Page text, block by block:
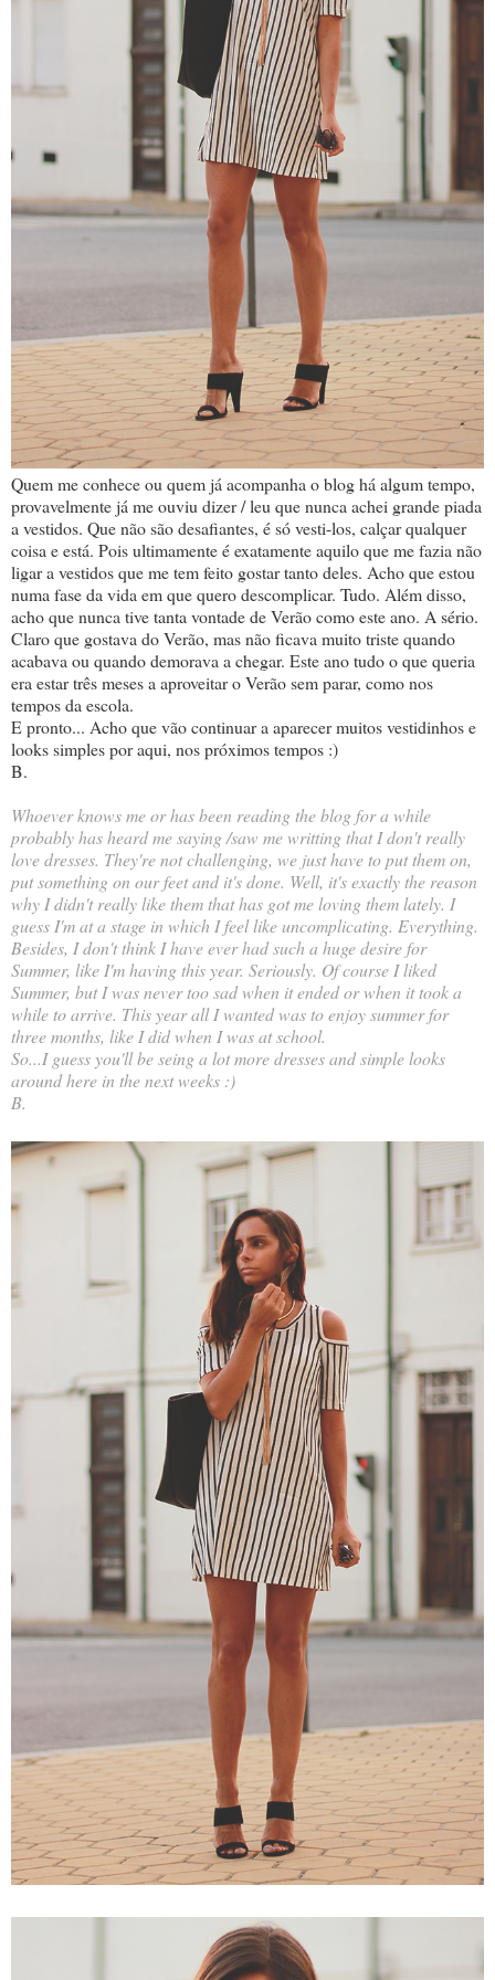
Quem me conhece ou quem já acompanha o blog há algum tempo,
provavelmente já me ouviu dizer / leu que nunca achei grande piada
a vestidos. Que não são desafiantes, é só vesti-los, calçar qualquer
coisa e está. Pois ultimamente é exatamente aquilo que me fazia não
ligar a vestidos que me tem feito gostar tanto deles. Acho que estou
numa fase da vida em que quero descomplicar. Tudo. Além disso,
acho que nunca tive tanta vontade de Verão como este ano. A sério.
Claro que gostava do Verão, mas não ficava muito triste quando
acabava ou quando demorava a chegar. Este ano tudo o que queria
era estar três meses a aproveitar o Verão sem parar, como nos
tempos da escola.
E pronto... Acho que vão continuar a aparecer muitos vestidinhos e
looks simples por aqui, nos próximos tempos :)
B.
Whoever knows me or has been reading the blog for a while
probably has heard me saying /saw me writting that I don't really
love dresses. They're not challenging, we just have to put them on,
put something on our feet and it's done. Well, it's exactly the reason
why I didn't really like them that has got me loving them lately. I
guess I'm at a stage in which I feel like uncomplicating. Everything.
Besides, I don't think I have ever had such a huge desire for
Summer, like I'm having this year. Seriously. Of course I liked
Summer, but I was never too sad when it ended or when it took a
while to arrive. This year all I wanted was to enjoy summer for
three months, like I did when I was at school.
So...I guess you'll be seing a lot more dresses and simple looks
around here in the next weeks :)
B.